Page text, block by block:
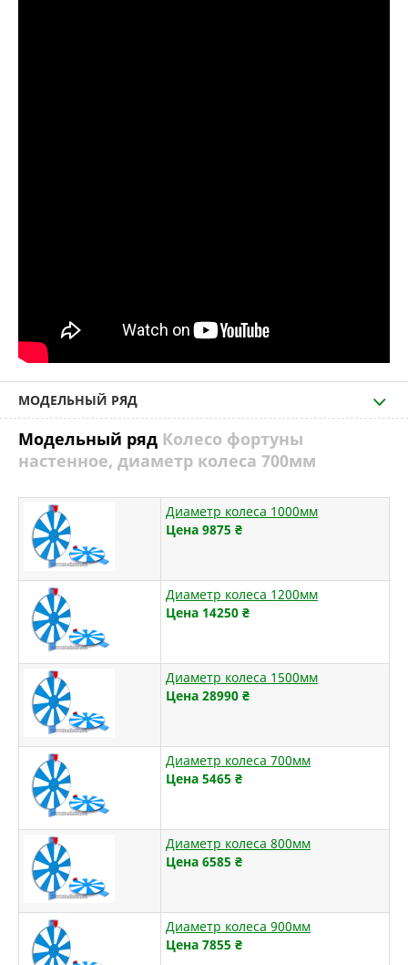
МОДЕЛЬНЫЙ РЯД
Модельный ряд Колесо фортуны
настенное, диаметр колеса 700мм
Диаметр колеса 1000мм
Цена 9875 ₴
Диаметр колеса 1200мм
Цена 14250 ₴
Диаметр колеса 1500мм
Цена 28990 ₴
Диаметр колеса 700мм
Цена 5465 ₴
Диаметр колеса 800мм
Цена 6585 ₴
Диаметр колеса 900мм
Цена 7855 ₴